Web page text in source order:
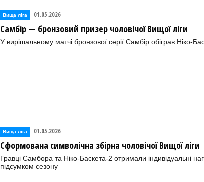
Вища лiга 01.05.2026
Самбір — бронзовий призер чоловічої Вищої ліги
У вирішальному матчі бронзової серії Самбір обіграв Ніко-
Вища лiга 01.05.2026
Сформована символічна збірна чоловічої Вищої ліги
Гравці Самбора та Ніко-Баскета-2 отримали індивідуальні
підсумком сезону